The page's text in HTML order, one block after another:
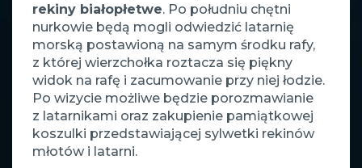
rekiny białopłetwe. Po południu chętni
nurkowie będą mogli odwiedzić latarnię
morską postawioną na samym środku rafy,
z której wierzchołka roztacza się piękny
widok na rafę i zacumowanie przy niej łodzie.
Po wizycie możliwe będzie porozmawianie
z latarnikami oraz zakupienie pamiątkowej
koszulki przedstawiającej sylwetki rekinów
młotów i latarni.